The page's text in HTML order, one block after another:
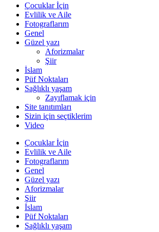
Çocuklar İçin
Evlilik ve Aile
Fotograflarım
Genel
Güzel yazı
Aforizmalar
Şiir
İslam
Püf Noktaları
Sağlıklı yaşam
Zayıflamak için
Site tanıtımları
Sizin için seçtiklerim
Video
Çocuklar İçin
Evlilik ve Aile
Fotograflarım
Genel
Güzel yazı
Aforizmalar
Şiir
İslam
Püf Noktaları
Sağlıklı yaşam